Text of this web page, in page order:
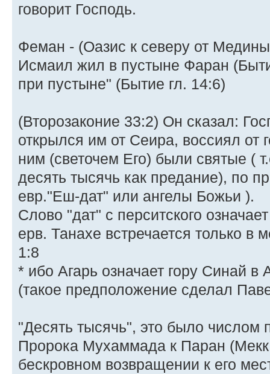
говорит Господь.
Феман - (Оазис к северу от
Исмаил жил в пустыне Фаран
при пустыне" (Бытие гл. 14:6)
(Второзаконие 33:2) Он сказал:
открылся им от Сеира, воссиял от
ним (светочем Его) были святые (
десять тысячь как предание), по
евр."Еш-дат" или ангелы Божьи ).
Слово "дат" с перситского
ерв. Танахе встречается только
1:8
* ибо Агарь означает гору Синай в
(такое предположение сделал
"Десять тысячь", это было числом
Пророка Мухаммада к Паран
бескровном возвращении к его